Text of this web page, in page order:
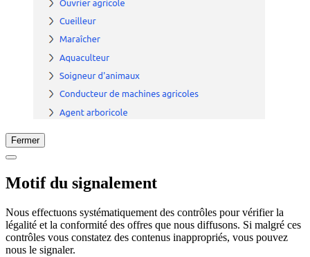
Fermer
Motif du signalement
Nous effectuons systématiquement des contrôles pour vérifier la
légalité et la conformité des offres que nous diffusons. Si malgré ces
contrôles vous constatez des contenus inappropriés, vous pouvez
nous le signaler.